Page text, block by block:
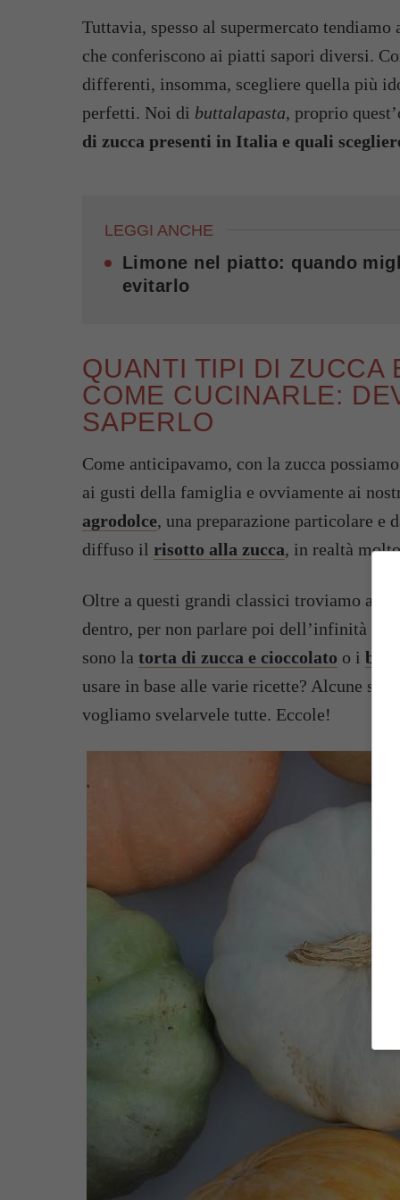
Tuttavia, spesso al supermercato
che conferiscono ai piatti sapori diversi.
differenti, insomma, scegliere quella più
perfetti. Noi di buttalapasta, proprio
di zucca presenti in Italia e quali
LEGGI ANCHE
Limone nel piatto: quando
evitarlo
QUANTI TIPI DI ZUCCA
COME CUCINARLE:
SAPERLO
Come anticipavamo, con la zucca
ai gusti della famiglia e ovviamente ai
agrodolce, una preparazione particolare e
diffuso il risotto alla zucca, in realtà
Oltre a questi grandi classici troviamo
dentro, per non parlare poi dell’infinità di
sono la torta di zucca e cioccolato o i
usare in base alle varie ricette? Alcune si
vogliamo svelarvele tutte. Eccole!